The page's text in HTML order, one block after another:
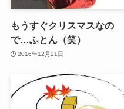
もうすぐクリスマスなの
で…ふとん（笑）
2016年12月21日